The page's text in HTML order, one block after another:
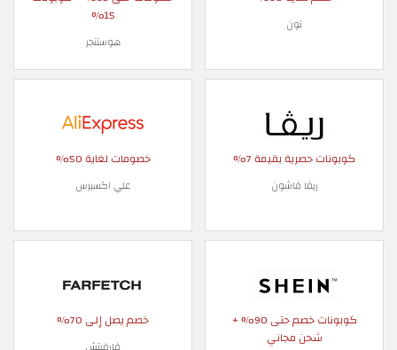
نون
15%
هوستنجر
كوبونات حصرية بقيمة 7%
ريفا فاشون
خصومات لغاية 50%
علي اكسبرس
كوبونات خصم حتى 90% +
شحن مجاني
خصم يصل إلى 70%